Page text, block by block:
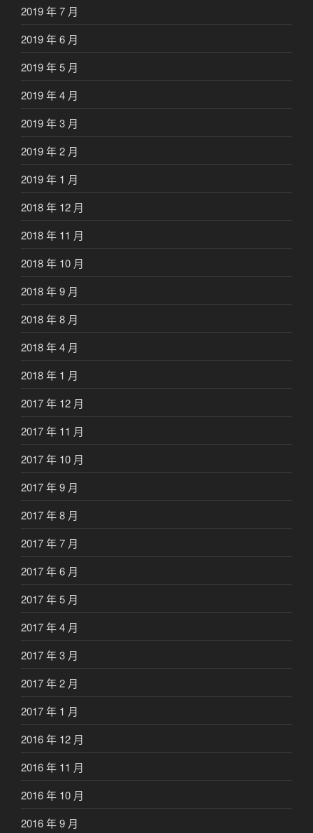
2019 年 7 月
2019 年 6 月
2019 年 5 月
2019 年 4 月
2019 年 3 月
2019 年 2 月
2019 年 1 月
2018 年 12 月
2018 年 11 月
2018 年 10 月
2018 年 9 月
2018 年 8 月
2018 年 4 月
2018 年 1 月
2017 年 12 月
2017 年 11 月
2017 年 10 月
2017 年 9 月
2017 年 8 月
2017 年 7 月
2017 年 6 月
2017 年 5 月
2017 年 4 月
2017 年 3 月
2017 年 2 月
2017 年 1 月
2016 年 12 月
2016 年 11 月
2016 年 10 月
2016 年 9 月